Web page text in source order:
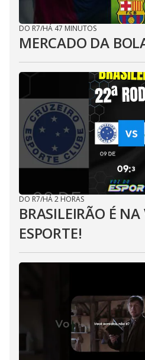
DO R7/HÁ 47 MINUTOS
MERCADO DA
DO R7/HÁ 2 HORAS
BRASILEIRÃO É
ESPORTE!